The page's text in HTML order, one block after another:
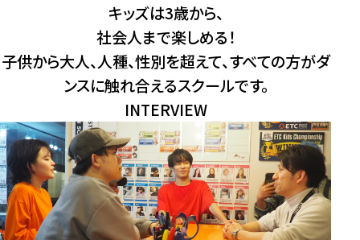
キッズは3歳から、
社会⼈まで楽しめる！
子供から大人、人種、性別を超えて、すべての方がダ
ンスに触れ合えるスクールです。
INTERVIEW